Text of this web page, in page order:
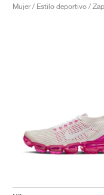
Mujer / Estilo deportivo /